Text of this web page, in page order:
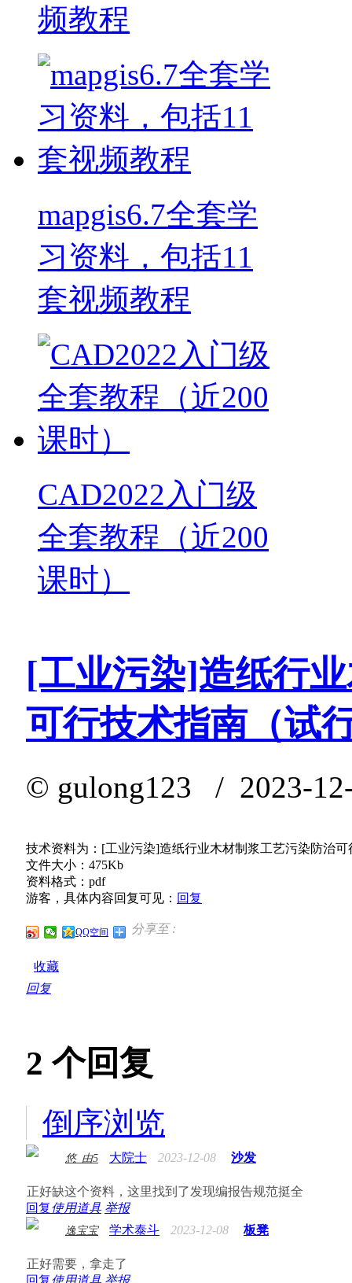
频教程
mapgis6.7全套学
习资料，包括11
套视频教程
CAD2022入门级
全套教程（近200
课时）
[工业污染]造纸行
可行技术指南（试
© gulong123 / 2023-
技术资料为：[工业污染]造纸行业木材制浆工艺污染防治
文件大小：475Kb
资料格式：pdf
游客，具体内容回复可见： 回复
分享至 :
QQ空间
收藏
回复
2 个回复
倒序浏览
悠_由5 大院士 2023-12-08 沙发
正好缺这个资料，这里找到了发现编报告规范挺全
回复使用道具 举报
逸宝宝 学术泰斗 2023-12-08 板凳
正好需要，拿走了
回复使用道具 举报